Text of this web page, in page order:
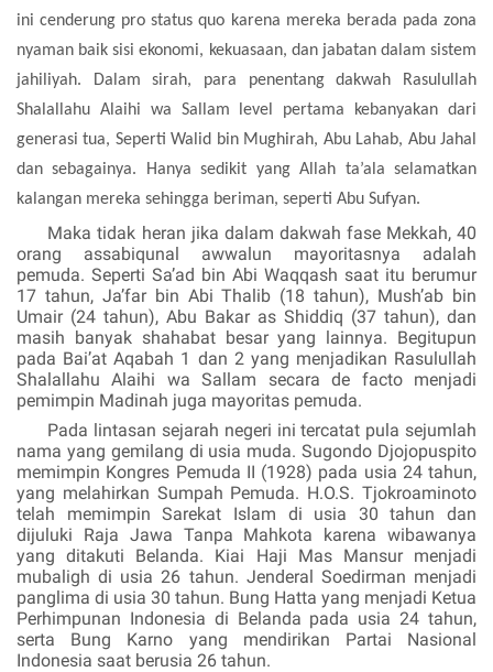
ini cenderung pro status quo karena mereka berada pada zona
nyaman baik sisi ekonomi, kekuasaan, dan jabatan dalam sistem
jahiliyah. Dalam sirah, para penentang dakwah Rasulullah
Shalallahu Alaihi wa Sallam
level pertama kebanyakan dari
generasi tua, Seperti Walid bin Mughirah, Abu Lahab, Abu Jahal
dan sebagainya. Hanya sedikit yang Allah ta’ala selamatkan
kalangan mereka sehingga beriman, seperti Abu Sufyan.
Maka tidak heran jika dalam dakwah fase Mekkah, 40
orang assabiqunal awwalun mayoritasnya adalah
pemuda. Seperti Sa’ad bin Abi Waqqash saat itu berumur
17 tahun, Ja’far bin Abi Thalib (18 tahun), Mush’ab bin
Umair (24 tahun), Abu Bakar as Shiddiq (37 tahun), dan
masih banyak shahabat besar yang lainnya. Begitupun
pada Bai’at Aqabah 1 dan 2 yang menjadikan Rasulullah
Shalallahu Alaihi wa Sallam
secara de facto menjadi
pemimpin Madinah juga mayoritas pemuda.
Pada lintasan sejarah negeri ini tercatat pula sejumlah
nama yang gemilang di usia muda. Sugondo Djojopuspito
memimpin Kongres Pemuda II (1928) pada usia 24 tahun,
yang melahirkan Sumpah Pemuda. H.O.S. Tjokroaminoto
telah memimpin Sarekat Islam di usia 30 tahun dan
dijuluki Raja Jawa Tanpa Mahkota karena wibawanya
yang ditakuti Belanda. Kiai Haji Mas Mansur menjadi
mubaligh di usia 26 tahun. Jenderal Soedirman menjadi
panglima di usia 30 tahun. Bung Hatta yang menjadi Ketua
Perhimpunan Indonesia di Belanda pada usia 24 tahun,
serta Bung Karno yang mendirikan Partai Nasional
Indonesia saat berusia 26 tahun.